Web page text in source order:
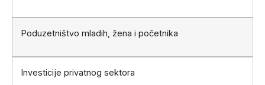
Poduzetništvo mladih, žena i početnika
Investicije privatnog sektora